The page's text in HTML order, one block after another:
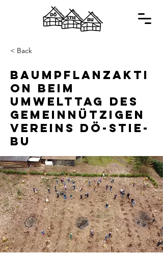
< Back
Baumpflanzakti
on beim
Umwelttag des
Gemeinnützigen
Vereins Dö-Stie-
Bu